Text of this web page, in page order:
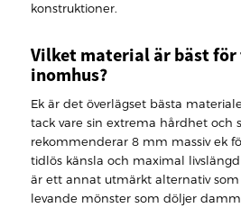
konstruktioner.
Vilket material är bäst för
inomhus?
Ek är det överlägset bästa
tack vare sin extrema hårdhet och
rekommenderar 8 mm massiv ek
tidlös känsla och maximal
är ett annat utmärkt alternativ
levande mönster som döljer